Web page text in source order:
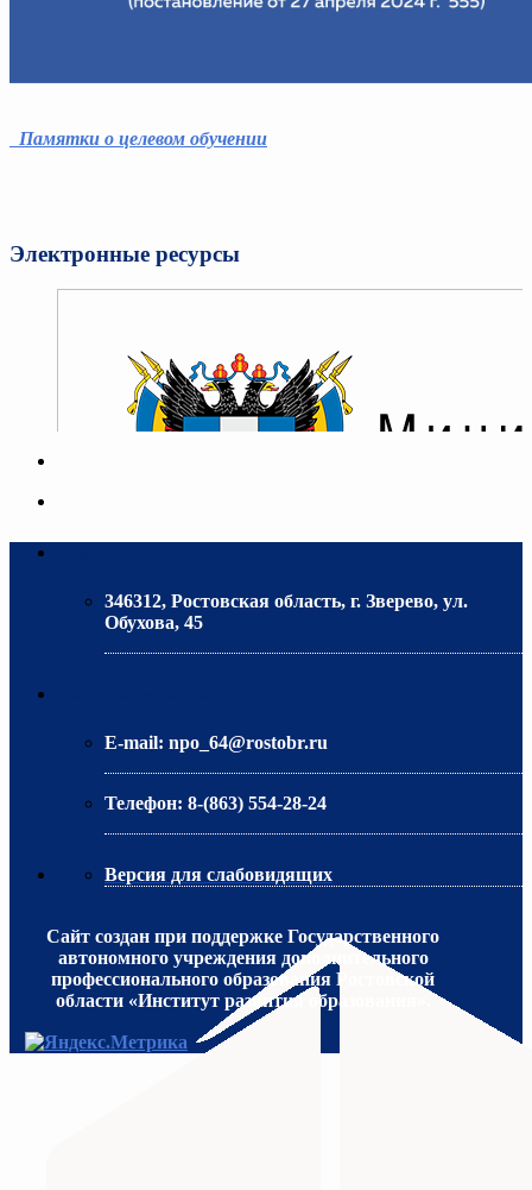
Памятки о целевом обучении
Электронные ресурсы
МИНИСТЕРСТВО ПРОСВЕЩЕНИЯ
346312, Ростовская область, г. Зверево, ул.
Обухова, 45
E-mail: npo_64@rostobr.ru
Телефон: 8-(863) 554-28-24
Версия для слабовидящих
Сайт создан при поддержке Государственного
автономного учреждения дополнительного
профессионального образования Ростовской
области «Институт развития образования».